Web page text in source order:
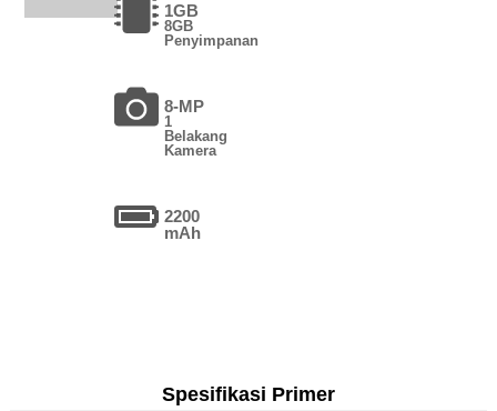
1GB
8GB
Penyimpanan
8-MP
1
Belakang
Kamera
2200
mAh
Spesifikasi Primer